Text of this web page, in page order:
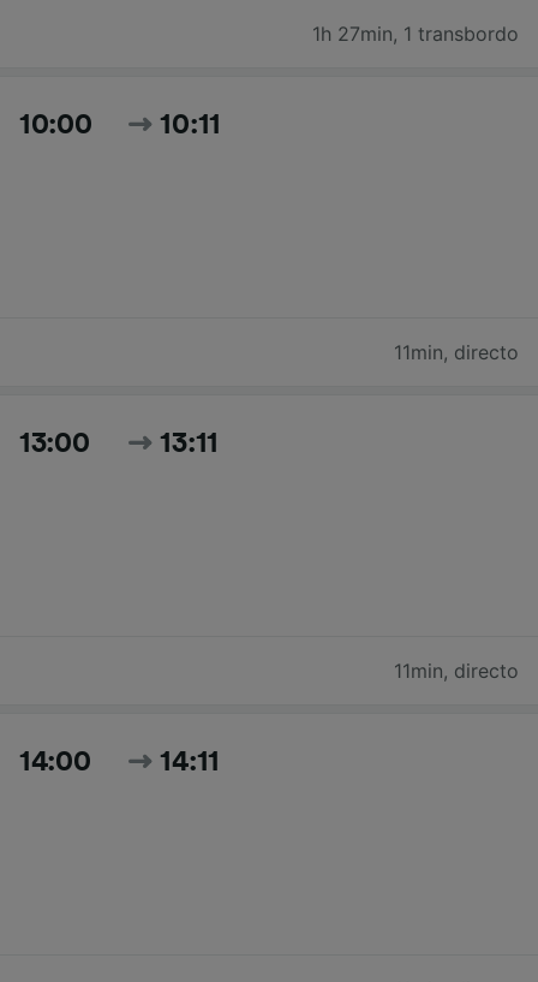
1h 27min, 1 transbordo
10:00 10:11
11min, directo
13:00 13:11
11min, directo
14:00 14:11